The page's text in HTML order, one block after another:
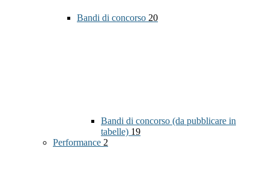
Bandi di concorso 20
Bandi di concorso (da pubblicare in
tabelle) 19
Performance 2